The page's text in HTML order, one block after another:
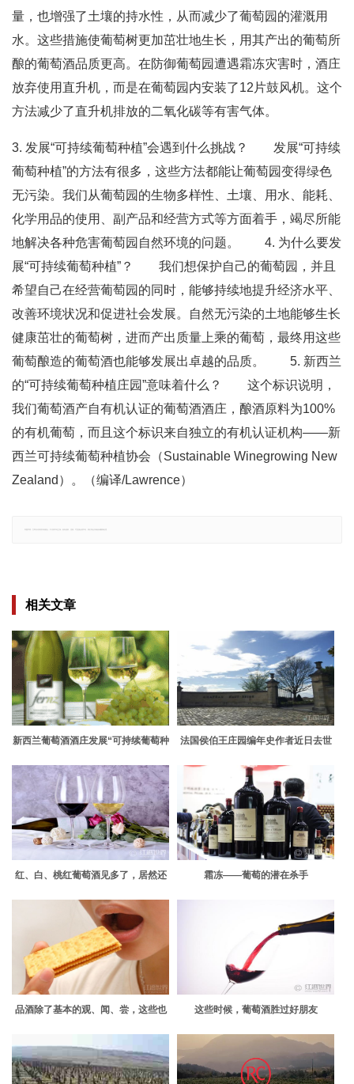
量，也增强了土壤的持水性，从而减少了葡萄园的灌溉用
水。这些措施使葡萄树更加茁壮地生长，用其产出的葡萄所
酿的葡萄酒品质更高。在防御葡萄园遭遇霜冻灾害时，酒庄
放弃使用直升机，而是在葡萄园内安装了12片鼓风机。这个
方法减少了直升机排放的二氧化碳等有害气体。
3. 发展“可持续葡萄种植”会遇到什么挑战？ 发展“可持续
葡萄种植”的方法有很多，这些方法都能让葡萄园变得绿色
无污染。我们从葡萄园的生物多样性、土壤、用水、能耗、
化学用品的使用、副产品和经营方式等方面着手，竭尽所能
地解决各种危害葡萄园自然环境的问题。 4. 为什么要发
展“可持续葡萄种植”？ 我们想保护自己的葡萄园，并且
希望自己在经营葡萄园的同时，能够持续地提升经济水平、
改善环境状况和促进社会发展。自然无污染的土地能够生长
健康茁壮的葡萄树，进而产出质量上乘的葡萄，最终用这些
葡萄酿造的葡萄酒也能够发展出卓越的品质。 5. 新西兰
的“可持续葡萄种植庄园”意味着什么？ 这个标识说明，
我们葡萄酒产自有机认证的葡萄酒酒庄，酿酒原料为100%
的有机葡萄，而且这个标识来自独立的有机认证机构——新
西兰可持续葡萄种植协会（Sustainable Winegrowing New
Zealand）。（编译/Lawrence）
相关文章
新西兰葡萄酒酒庄发展“可持续葡萄种
法国侯伯王庄园编年史作者近日去世
红、白、桃红葡萄酒见多了，居然还
霜冻——葡萄的潜在杀手
品酒除了基本的观、闻、尝，这些也
这些时候，葡萄酒胜过好朋友